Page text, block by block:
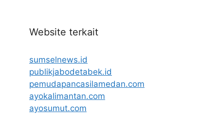
Website terkait
sumselnews.id
publikjabodetabek.id
pemudapancasilamedan.com
ayokalimantan.com
ayosumut.com